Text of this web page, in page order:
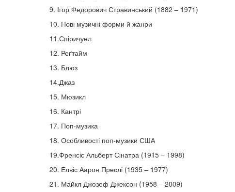
9. Ігор Федорович Стравинський (1882 – 1971)
10. Нові музичні форми й жанри
11.Спіричуел
12. Реґтайм
13. Блюз
14.Джаз
15. Мюзикл
16. Кантрі
17. Поп-музика
18. Особливості поп-музики США
19.Френсіс Альберт Сінатра (1915 – 1998)
20. Елвіс Аарон Преслі (1935 – 1977)
21. Майкл Джозеф Джексон (1958 – 2009)